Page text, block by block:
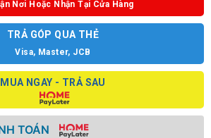
Nơi Hoặc Nhận Tại Cửa Hàng
TRẢ GÓP QUA THẺ
Visa, Master, JCB
MUA NGAY - TRẢ SAU
TOÁN